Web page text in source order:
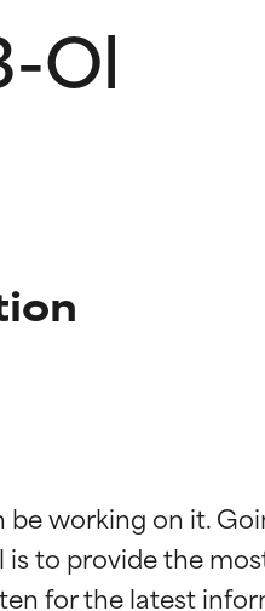
Ol
be working on it.
to provide the